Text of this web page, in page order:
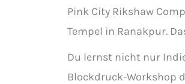
Pink City Rikshaw
Tempel in Ranakpur.
Du lernst nicht nur
Blockdruck-Workshop